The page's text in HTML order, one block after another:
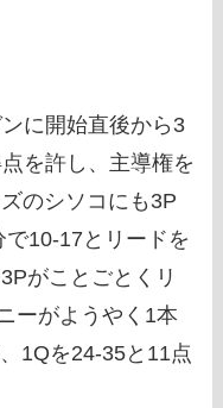
に開始直後から3
を許し、主導権を
のシソコにも3P
10-17とリードを
がことごとくリ
ーがようやく1本
1Qを24-35と11点